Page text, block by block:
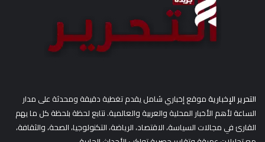
التحرير الإخباريةموقع إخباري شامل يقدم تغطية دقيقة ومحدثة على مدار
الساعة لأهم الأخبار المحلية والعربية والعالمية. نتابع لحظة بلحظة كل ما يهم
القارئ في مجالات السياسة، الاقتصاد، الرياضة، التكنولوجيا، الصحة، والثقافة،